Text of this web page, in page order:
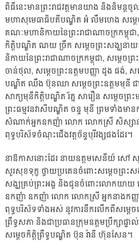
ពិធីនេះមានព្រះរាជវត្តមានយាង និងនិមន្ត
មហាសុមេធាធិបតីបណ្ឌិត អំ លឹមហេង សម្ត
គណៈមហានិកាយនៃព្រះរាជាណាចក្រកម្ពុជា
កិត្តិបណ្ឌិត ណយ ច្រឹក សម្តេចព្រះសង្ឃន
និកាយនៃព្រះរាជាណាចក្រកម្ពុជា, សម្តេច
ចាន់ថុល, សម្តេចព្រះឧត្តមបញ្ញា ដូង ផង់, សម្
បណ្ឌិត ឈឹង ប៊ុនឈា សម្តេចព្រះឧត្តមមុនី ជ
សាក្យមុនីកិត្តិបណ្ឌិត រ័ត្ន សារឿន សម្តេចព្
ព្រះធម្មវនវាសីបណ្ឌិត ចន្ទ មុនី ព្រមទាំងមា
សំណាក់អ្នកឧកញ៉ា លោក លោកស្រី សិស្សានុ
ពុទ្ធបរិស័ទចំណុះជើងវត្តច័ន្ទបុរីវង្សផងដែរ។
នាឱកាសនោះដែរ នាយឧត្តមសេនីយ៍ សៅ សុខ
សួរសុខទុក្ខ ថ្វាយប្រគេនចំពោះសម្ដេចព្រះ
សង្ឃគ្រប់ព្រះអង្គ និងជូនចំពោះលោកយាយ
ឧកញ៉ា ឧកញ៉ា លោក លោកស្រី អ្នកនាងកញ្ញ
ពុទ្ធបរិស័ទទាំងអស់ នូវការនឹករលឹកពីសម្តេ
ព្រឹទ្ធសភា និងជាប្រធានក្រុមឧត្តមប្រឹក្សាផ្ទ
សម្ដេចកិត្តិព្រឹទ្ធបណ្ឌិត ប៊ុន រ៉ានី ហ៊ុនសែន។